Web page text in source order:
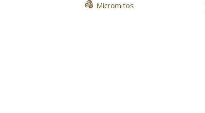
Micromitos